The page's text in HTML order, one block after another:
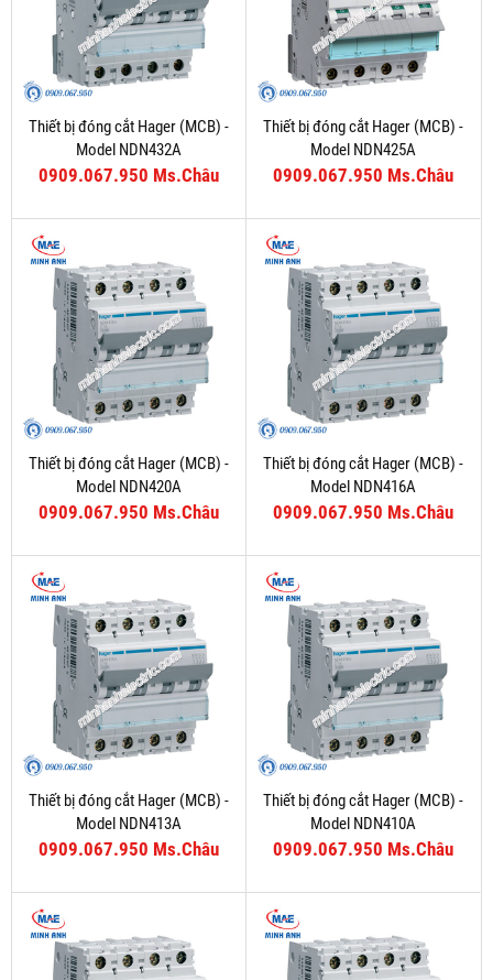
Thiết bị đóng cắt Hager (MCB) -
Model NDN432A
0909.067.950 Ms.Châu
Thiết bị đóng cắt Hager (MCB) -
Model NDN425A
0909.067.950 Ms.Châu
Thiết bị đóng cắt Hager (MCB) -
Model NDN420A
0909.067.950 Ms.Châu
Thiết bị đóng cắt Hager (MCB) -
Model NDN416A
0909.067.950 Ms.Châu
Thiết bị đóng cắt Hager (MCB) -
Model NDN413A
0909.067.950 Ms.Châu
Thiết bị đóng cắt Hager (MCB) -
Model NDN410A
0909.067.950 Ms.Châu